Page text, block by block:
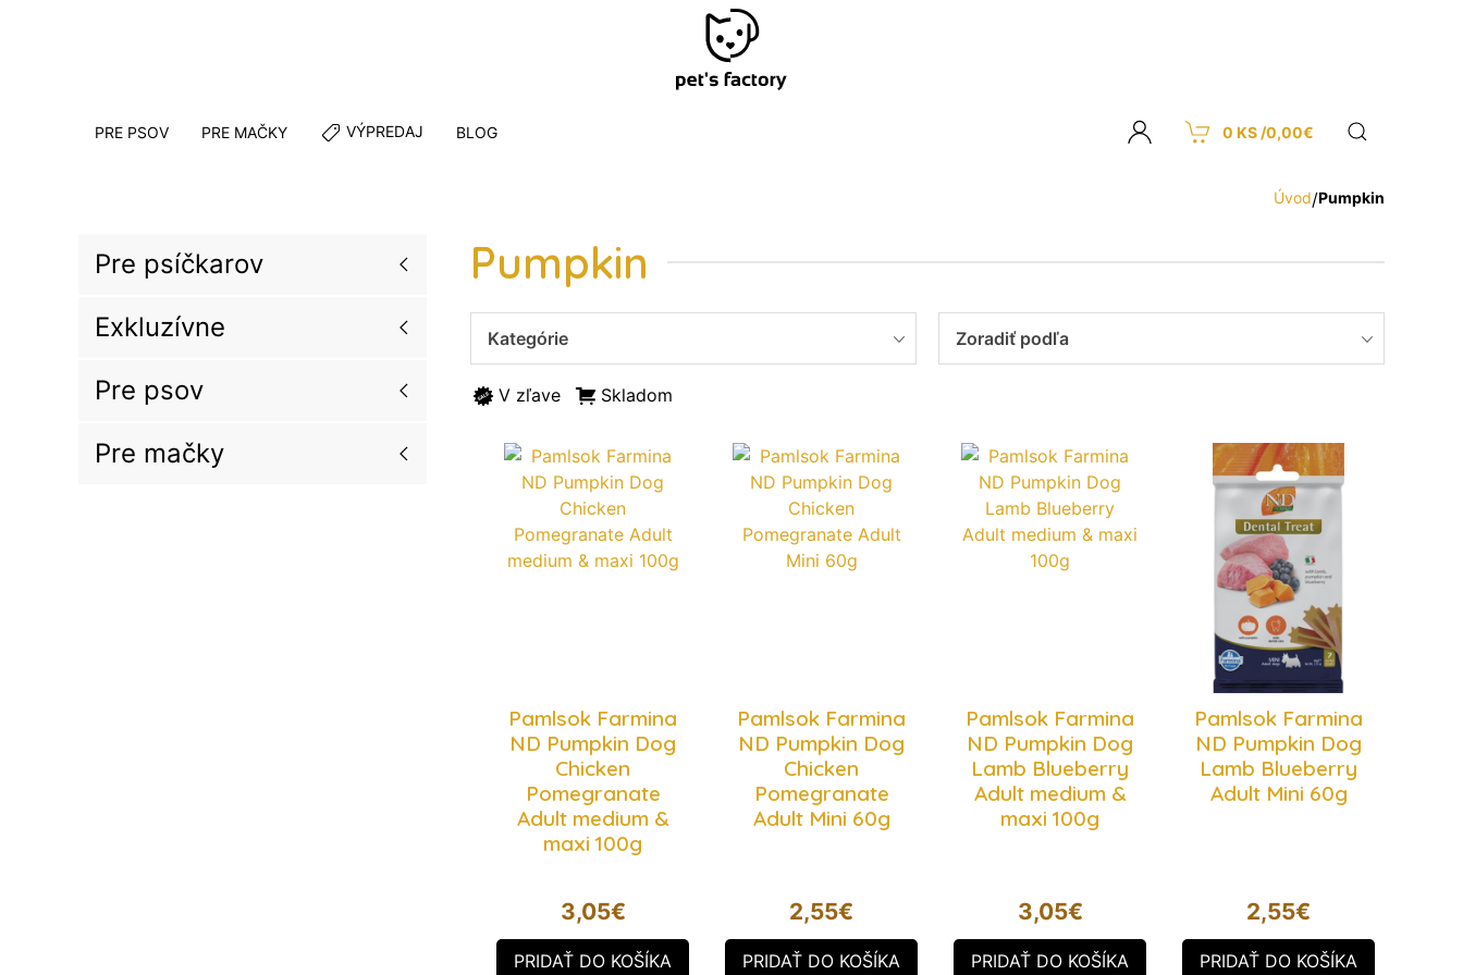
PRE PSOV PRE MAČKY VÝPREDAJ BLOG 0 KS /0,00€
Úvod/Pumpkin
Pumpkin
Kategórie Zoradiť podľa
V zľave Skladom
Pamlsok Farmina
ND Pumpkin Dog
Chicken
Pomegranate
Adult medium &
maxi 100g
3,05€
PRIDAŤ DO KOŠÍKA
Pamlsok Farmina
ND Pumpkin Dog
Chicken
Pomegranate
Adult Mini 60g
2,55€
PRIDAŤ DO KOŠÍKA
Pamlsok Farmina
ND Pumpkin Dog
Lamb Blueberry
Adult medium &
maxi 100g
3,05€
PRIDAŤ DO KOŠÍKA
Pamlsok Farmina
ND Pumpkin Dog
Lamb Blueberry
Adult Mini 60g
2,55€
PRIDAŤ DO KOŠÍKA
Pre psíčkarov
Exkluzívne
Pre psov
Pre mačky